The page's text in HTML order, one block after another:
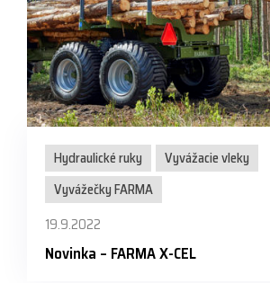
Hydraulické ruky
Vyvážacie vleky
Vyvážečky FARMA
19.9.2022
Novinka – FARMA X-CEL